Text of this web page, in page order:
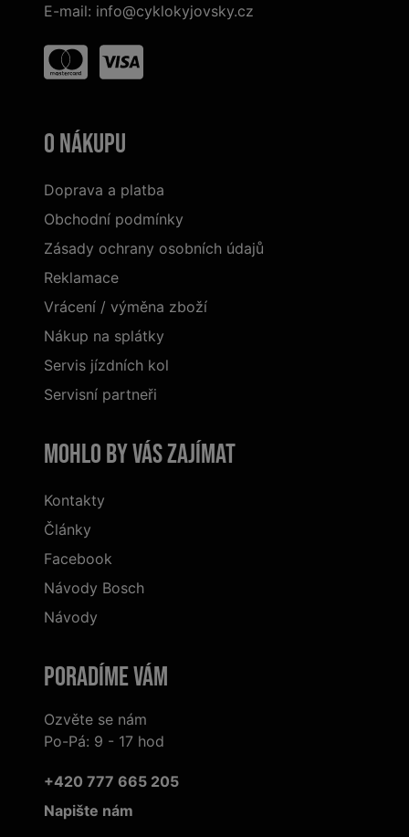
E-mail: info@cyklokyjovsky.cz
O nákupu
Doprava a platba
Obchodní podmínky
Zásady ochrany osobních údajů
Reklamace
Vrácení / výměna zboží
Nákup na splátky
Servis jízdních kol
Servisní partneři
Mohlo by vás zajímat
Kontakty
Články
Facebook
Návody Bosch
Návody
Poradíme Vám
Ozvěte se nám
Po-Pá: 9 - 17 hod
+420 777 665 205
Napište nám